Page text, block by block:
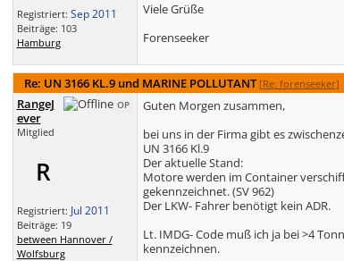
Registriert: Sep 2011
Beiträge: 103
Hamburg
Viele Grüße
Forenseeker
Re: UN 3166 KL.9 und MARINE POLLUTANT [Re: forenseeker]
OP
RangeJ
ever
Mitglied
R
Registriert: Jul 2011
Beiträge: 19
between Hannover /
Wolfsburg
Guten Morgen zusammen,
bei uns in der Firma gibt es
UN 3166 Kl.9
Der aktuelle Stand:
Motore werden im Container
gekennzeichnet. (SV 962)
Der LKW- Fahrer benötigt kein ADR.
Lt. IMDG- Code muß ich ja bei >4
kennzeichnen.